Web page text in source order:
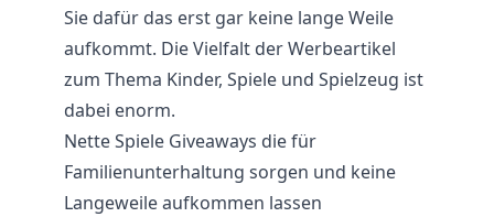
Sie dafür das erst gar keine lange Weile
aufkommt. Die Vielfalt der Werbeartikel
zum Thema Kinder, Spiele und Spielzeug ist
dabei enorm.
Nette Spiele Giveaways die für
Familienunterhaltung sorgen und keine
Langeweile aufkommen lassen